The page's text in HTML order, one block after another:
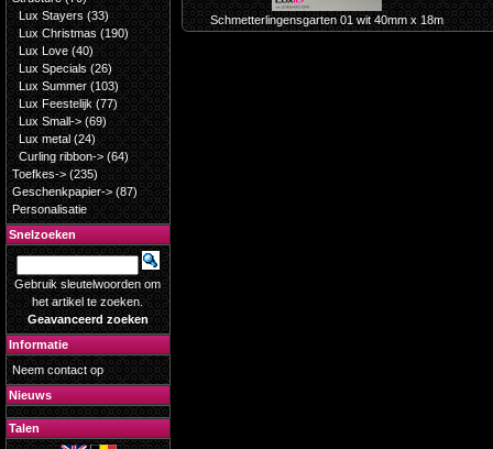
Schmetterlingensgarten 01 wit 40mm x 18m
Lux Stayers(33)
Lux Christmas(190)
Lux Love (40)
Lux Specials(26)
Lux Summer(103)
Lux Feestelijk(77)
Lux Small-> (69)
Lux metal(24)
Curling ribbon-> (64)
Toefkes->(235)
Geschenkpapier-> (87)
Personalisatie
Snelzoeken
Gebruik sleutelwoorden om
het artikel te zoeken.
Geavanceerd zoeken
Informatie
Neem contact op
Nieuws
Talen